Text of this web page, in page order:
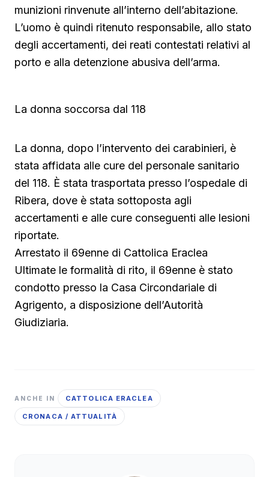
munizioni rinvenute all’interno dell’abitazione.
L’uomo è quindi ritenuto responsabile, allo stato
degli accertamenti, dei reati contestati relativi al
porto e alla detenzione abusiva dell’arma.
La donna soccorsa dal 118
La donna, dopo l’intervento dei carabinieri, è
stata affidata alle cure del personale sanitario
del 118. È stata trasportata presso l’ospedale di
Ribera, dove è stata sottoposta agli
accertamenti e alle cure conseguenti alle lesioni
riportate.
Arrestato il 69enne di Cattolica Eraclea
Ultimate le formalità di rito, il 69enne è stato
condotto presso la Casa Circondariale di
Agrigento, a disposizione dell’Autorità
Giudiziaria.
ANCHE IN CATTOLICA ERACLEA
CRONACA / ATTUALITÀ